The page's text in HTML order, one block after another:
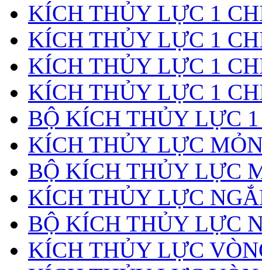
KÍCH THỦY LỰC 1
KÍCH THỦY LỰC 1
KÍCH THỦY LỰC 1
KÍCH THỦY LỰC 1
BỘ KÍCH THỦY LỰC
KÍCH THỦY LỰC
BỘ KÍCH THỦY LỰC
KÍCH THỦY LỰC
BỘ KÍCH THỦY LỰC
KÍCH THỦY LỰC